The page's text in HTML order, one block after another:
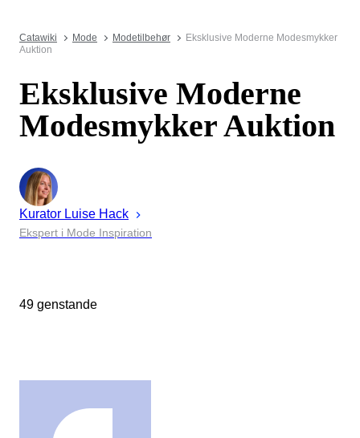
Catawiki Mode Modetilbehør
Eksklusive Moderne Modesmykker
Auktion
Eksklusive Moderne
Modesmykker Auktion
Kurator Luise Hack
Ekspert i Mode Inspiration
49 genstande